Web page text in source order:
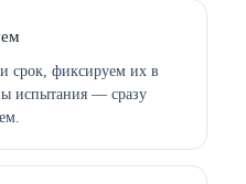
срок, фиксируем их в
испытания — сразу